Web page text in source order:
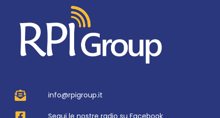
info@rpigroup.it
Segui le nostre radio su Facebook